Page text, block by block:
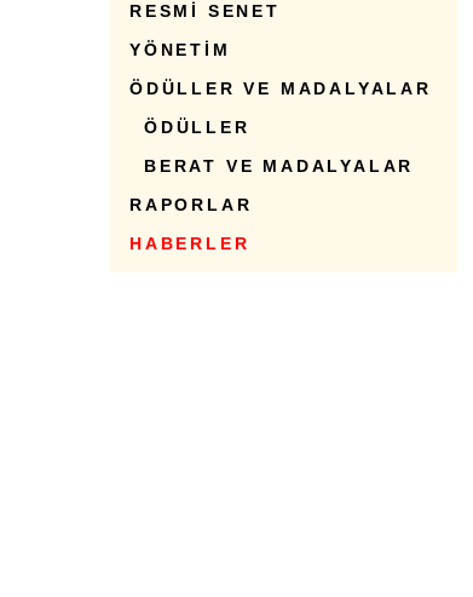
RESMİ SENET
YÖNETİM
ÖDÜLLER VE MADALYALAR
ÖDÜLLER
BERAT VE MADALYALAR
RAPORLAR
HABERLER